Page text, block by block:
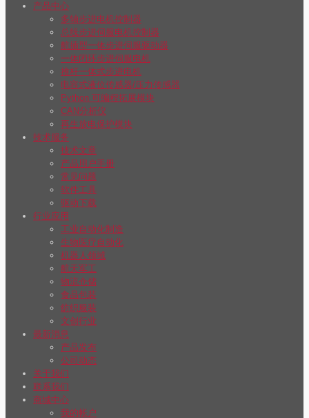
产品中心
多轴步进电机控制器
总线步进伺服电机控制器
航插型一体步进伺服驱动器
一体闭环步进伺服电机
推杆一体式步进电机
电容式液位传感器/压力传感器
Python 可编程拓展模块
CAN分析仪
再生放电保护模块
技术服务
技术文章
产品用户手册
常见问题
软件工具
驱动下载
行业应用
工业自动化制造
生物医疗自动化
机器人领域
航天军工
物流仓储
食品包装
纺织服装
文创行业
最新消息
产品发布
公司动态
关于我们
联系我们
商城中心
我的帐户